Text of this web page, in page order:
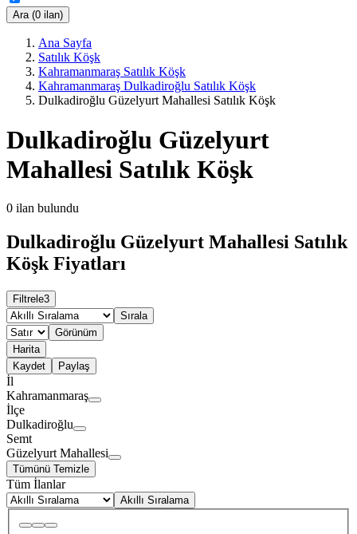
Ara (0 ilan)
Ana Sayfa
Satılık Köşk
Kahramanmaraş Satılık Köşk
Kahramanmaraş Dulkadiroğlu Satılık Köşk
Dulkadiroğlu Güzelyurt Mahallesi Satılık Köşk
Dulkadiroğlu Güzelyurt
Mahallesi Satılık Köşk
0 ilan bulundu
Dulkadiroğlu Güzelyurt Mahallesi Satılık
Köşk Fiyatları
Filtrele3
Sırala
Görünüm
Harita
Kaydet
Paylaş
İl
Kahramanmaraş
İlçe
Dulkadiroğlu
Semt
Güzelyurt Mahallesi
Tümünü Temizle
Tüm İlanlar
Akıllı Sıralama